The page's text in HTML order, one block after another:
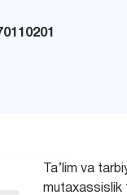
Ta’lim va
mutaxassislik